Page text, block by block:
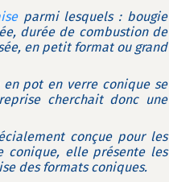
parmi lesquels : bougie
durée de combustion de
en petit format ou grand
pot en verre conique se
cherchait donc une
conçue pour les
conique, elle présente les
des formats coniques.